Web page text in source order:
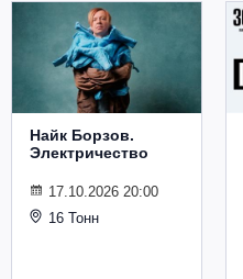
Найк Борзов.
Электричество
17.10.2026 20:00
16 Тонн